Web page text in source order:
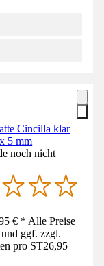
Cincilla klar
5 mm
noch nicht
€ * Alle Preise
ggf. zzgl.
pro ST26,95